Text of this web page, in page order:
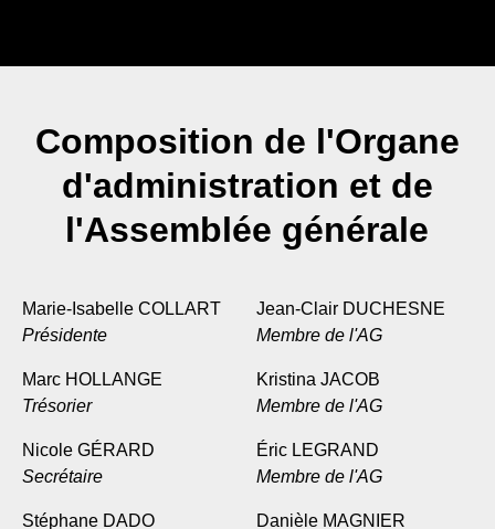
Composition de l'Organe
d'administration et de
l'Assemblée générale
Marie-Isabelle COLLART
Présidente
Marc HOLLANGE
Trésorier
Nicole GÉRARD
Secrétaire
Stéphane DADO
Jean-Clair DUCHESNE
Membre de l'AG
Kristina JACOB
Membre de l'AG
Éric LEGRAND
Membre de l'AG
Danièle MAGNIER